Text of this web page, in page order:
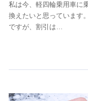
(https://
リトルファミリー
(https://
郵便、電話、およびＥ
た維持管理等の委託業
私は今、軽四輪乗用車に
換えたいと思っています
ですが、割引は…